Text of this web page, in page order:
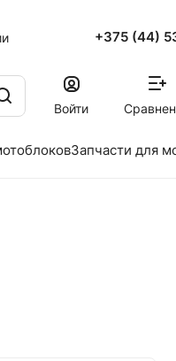
+375 (44)
Войти
Запчасти для